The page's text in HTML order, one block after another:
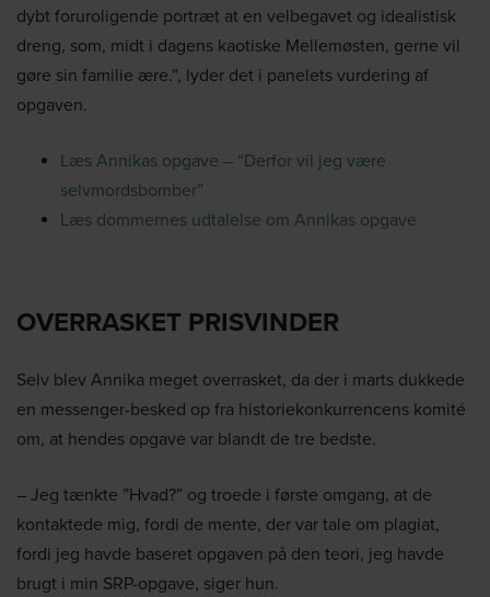
dybt foruroligende portræt at en velbegavet og idealistisk
dreng, som, midt i dagens kaotiske Mellemøsten, gerne vil
gøre sin familie ære.”, lyder det i panelets vurdering af
opgaven.
Læs Annikas opgave – “Derfor vil jeg være
selvmordsbomber”
Læs dommernes udtalelse om Annikas opgave
OVERRASKET PRISVINDER
Selv blev Annika meget overrasket, da der i marts dukkede
en messenger-besked op fra historiekonkurrencens komité
om, at hendes opgave var blandt de tre bedste.
– Jeg tænkte ”Hvad?” og troede i første omgang, at de
kontaktede mig, fordi de mente, der var tale om plagiat,
fordi jeg havde baseret opgaven på den teori, jeg havde
brugt i min SRP-opgave, siger hun.